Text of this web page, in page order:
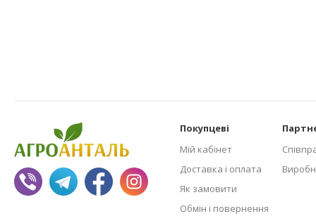
Покупцеві
Мій кабінет
Доставка і оплата
Як замовити
Обмін і повернення